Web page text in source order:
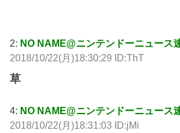
2: NO NAME@ニンテンドーニュース
2018/10/22(月)18:30:29 ID:ThT
草
4: NO NAME@ニンテンドーニュース
2018/10/22(月)18:31:03 ID:jMi